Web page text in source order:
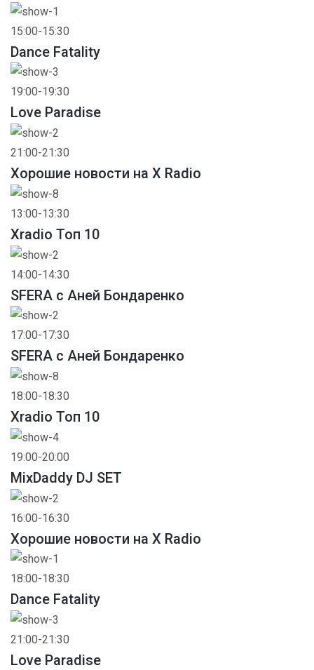
15:00-15:30
Dance Fatality
19:00-19:30
Love Paradise
21:00-21:30
Хорошие новости на X Radio
13:00-13:30
Xradio Топ 10
14:00-14:30
SFERA с Аней Бондаренко
17:00-17:30
SFERA с Аней Бондаренко
18:00-18:30
Xradio Топ 10
19:00-20:00
MixDaddy DJ SET
16:00-16:30
Хорошие новости на X Radio
18:00-18:30
Dance Fatality
21:00-21:30
Love Paradise